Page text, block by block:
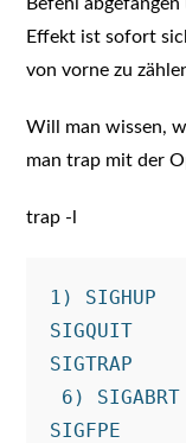
Effekt ist sofort
von vorne zu
Will man wissen,
man trap mit der
trap -l
1)
SIGQUIT
SIGTRAP
SIGFPE